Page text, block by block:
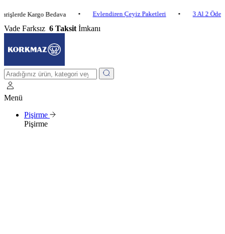
Kargo Bedava • Evlendiren Çeyiz Paketleri • 3 Al 2 Öde •
Vade Farksız 6 Taksit İmkanı
Menü
Pişirme
Pişirme